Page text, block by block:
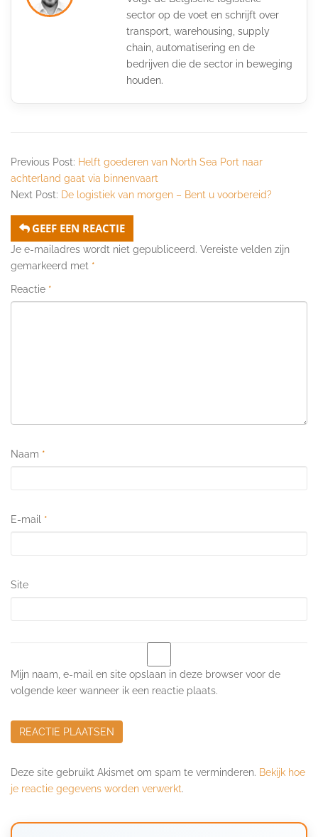
sector op de voet en schrijft over
transport, warehousing, supply
chain, automatisering en de
bedrijven die de sector in beweging
houden.
Previous Post: Helft goederen van North Sea Port naar
achterland gaat via binnenvaart
Next Post: De logistiek van morgen – Bent u voorbereid?
GEEF EEN REACTIE
Je e-mailadres wordt niet gepubliceerd. Vereiste velden zijn
gemarkeerd met *
Reactie *
Naam *
E-mail *
Site
Mijn naam, e-mail en site opslaan in deze browser voor de
volgende keer wanneer ik een reactie plaats.
Deze site gebruikt Akismet om spam te verminderen. Bekijk hoe
je reactie gegevens worden verwerkt.